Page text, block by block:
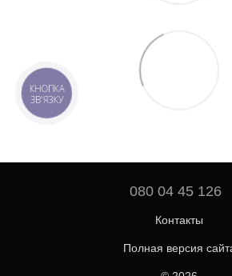
080 04 45 126
Контакты
Полная версия
КНОПКА
ЗВ'ЯЗКУ